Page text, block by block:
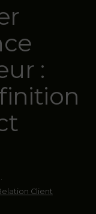
:
Client